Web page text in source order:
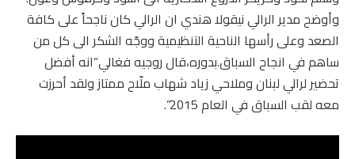
وأوضح مدير الرالي نيقولا هندي ان الرالي كان ناجحاً على كافة
الصعد وعلى رأسها الناحية التنظيمية ووجّه الشكر الى كل من
ساهم في انجاح السباق.بدوره،قال روجيه فغالي”انه أفضل
تحضير لرالي لبنان وملاحي زياد شهاب ملّاح ممتاز ولقد أحرزت
معه لقب السباق في العام 2015”.